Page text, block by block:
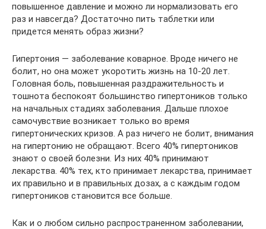
повышенное давление и можно ли нормализовать его
раз и навсегда? Достаточно пить таблетки или
придется менять образ жизни?
Гипертония — заболевание коварное. Вроде ничего не
болит, но она может укоротить жизнь на 10-20 лет.
Головная боль, повышенная раздражительность и
тошнота беспокоят большинство гипертоников только
на начальных стадиях заболевания. Дальше плохое
самочувствие возникает только во время
гипертонических кризов. А раз ничего не болит, внимания
на гипертонию не обращают. Всего 40% гипертоников
знают о своей болезни. Из них 40% принимают
лекарства. 40% тех, кто принимает лекарства, принимает
их правильно и в правильных дозах, а с каждым годом
гипертоников становится все больше.
Как и о любом сильно распространенном заболевании,